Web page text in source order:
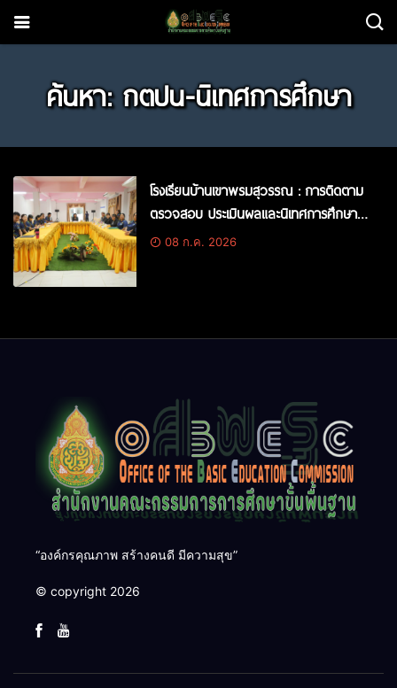
ค้นหา: กตปน-นิเทศการศึกษา
โรงเรียนบ้านเขาพรมสุวรรณ : การติดตาม
ตรวจสอบ ประเมินผลและนิเทศการศึกษา
สถานศึกษา (ก.ต.ป.น.) ของสถานศึกษาใน
08 ก.ค. 2026
“องค์กรคุณภาพ สร้างคนดี มีความสุข”
© copyright 2026